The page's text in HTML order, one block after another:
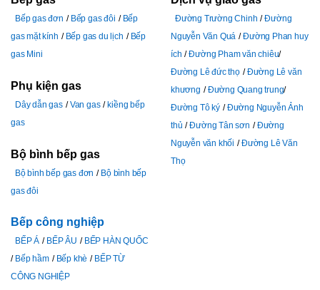
Bếp gas đơn Bếp gas đôi
Bếp
gas mặt kính
Bếp gas du lịch
Bếp
gas Mini
Phụ kiện gas
Dây dẫn gas Van gas
kiềng bếp
gas
Bộ bình bếp gas
Bộ bình bếp gas đơn
Bộ bình bếp
gas đôi
Bếp công nghiệp
BẾP Á BẾP ÂU
BẾP HÀN QUỐC
Bếp hầm
Bếp khè
BẾP TỪ
CÔNG NGHIỆP
Đường Trường Chinh
Đường
Nguyễn Văn Quá
Đường Phan huy
ích
Đường Pham văn chiêu
Đường Lê đức thọ
Đường Lê văn
khương
Đường Quang trung
Đường Tô ký
Đường Nguyễn Ảnh
thủ
Đường Tân sơn
Đường
Nguyễn văn khối
Đường Lê Văn
Thọ